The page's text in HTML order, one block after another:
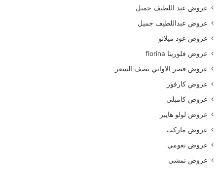
عروض عبد اللطيف جميل
عروض عبداللطيف جميل
عروض عود ميلانو
عروض فلورينا florina
عروض قصر الاواني نصف السعر
عروض كارفور
عروض كامبلي
عروض لولو هايبر
عروض ماركت
عروض نعومي
عروض نمشي